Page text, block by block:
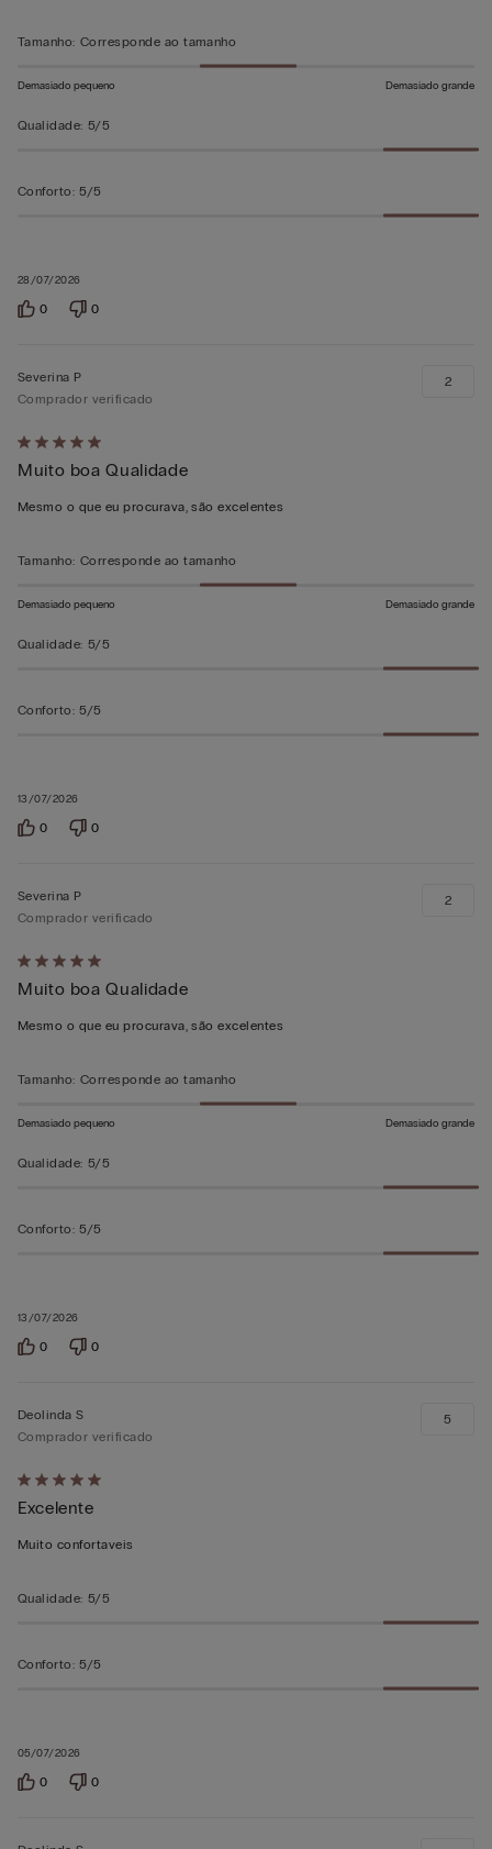
28/07/2026
Tamanho: Corresponde ao tamanho
Demasiado pequeno Demasiado grande
Qualidade: 5/5
Conforto: 5/5
0 0
Atribuiu
5
em
13/07/2026
Severina P
Comprador verificado
Muito boa Qualidade
Mesmo o que eu procurava, são excelentes
2
Tamanho: Corresponde ao tamanho
Demasiado pequeno Demasiado grande
Qualidade: 5/5
Conforto: 5/5
0 0
Atribuiu
5
em
13/07/2026
Severina P
Comprador verificado
Muito boa Qualidade
Mesmo o que eu procurava, são excelentes
2
Tamanho: Corresponde ao tamanho
Demasiado pequeno Demasiado grande
Qualidade: 5/5
Conforto: 5/5
0 0
Atribuiu
5
em
05/07/2026
Deolinda S
Comprador verificado
Excelente
Muito confortaveis
5
Qualidade: 5/5
Conforto: 5/5
0 0